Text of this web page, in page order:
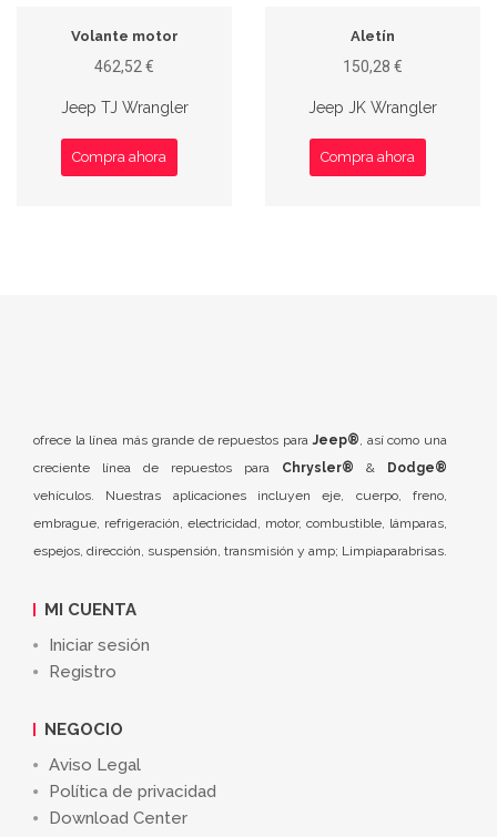
Volante motor
462,52 €
Jeep TJ Wrangler
Compra ahora
Aletín
150,28 €
Jeep JK Wrangler
Compra ahora
ofrece la línea más grande de repuestos paraJeep®, así como una
creciente línea de repuestos para Chrysler® &
Dodge®
vehículos. Nuestras aplicaciones incluyen eje, cuerpo, freno,
embrague, refrigeración, electricidad, motor, combustible, lámparas,
espejos, dirección, suspensión, transmisión y amp; Limpiaparabrisas.
MI CUENTA
Iniciar sesión
Registro
NEGOCIO
Aviso Legal
Política de privacidad
Download Center